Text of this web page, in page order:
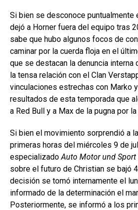
Si bien se desconoce puntualmente
dejó a Horner fuera del equipo tras
sabe que hubo algunos focos de
caminar por la cuerda floja en el
que se destacan la denuncia interna
la tensa relación con el Clan
vinculaciones estrechas con Marko
resultados de esta temporada que
a Red Bull y a Max de la pugna por la
Si bien el movimiento sorprendió a
primeras horas del miércoles 9 de
especializadoAuto Motor und Sport
sobre el futuro de Christian se bajó
decisión se tomó internamente el
informado de la determinación el
Posteriormente, se informó a los